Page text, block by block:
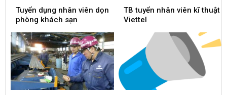
Tuyển dụng nhân viên dọn
phòng khách sạn
TB tuyển nhân viên kĩ thuật
Viettel